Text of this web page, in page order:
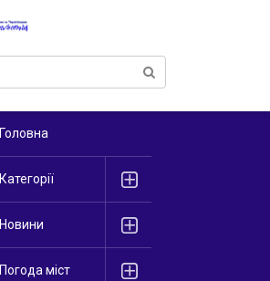
Головна
Категорії
Новини
Погода міст